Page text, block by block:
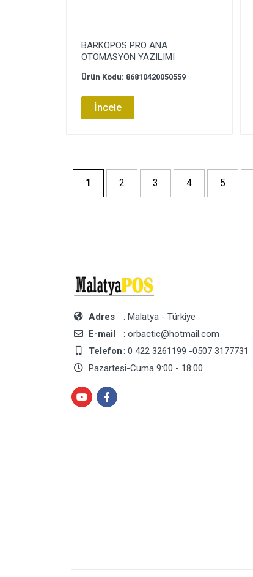
BARKOPOS PRO ANA
OTOMASYON YAZILIMI
Ürün Kodu: 86810420050559
İncele
1 2 3 4 5
Adres
: Malatya - Türkiye
E-mail
: orbactic@hotmail.com
Telefon: 0 422 3261199 -0507 3177731
Pazartesi-Cuma 9:00 - 18:00